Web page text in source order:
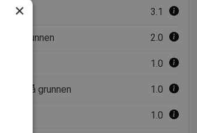
3.1
på grunnen 2.0
1.0
golv på grunnen 1.0
1.0
×